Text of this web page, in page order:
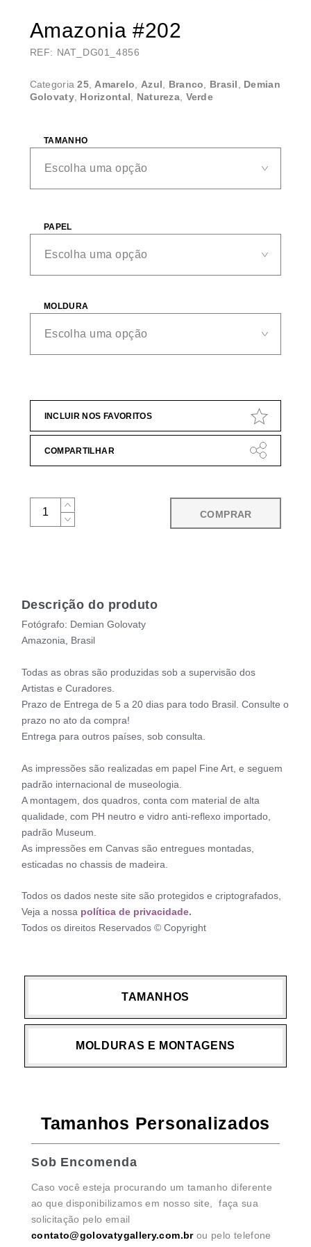
Amazonia #202
REF: NAT_DG01_4856
Categoria25, Amarelo Azul Branco Brasil
Demian
Golovaty, Horizontal Natureza, Verde
TAMANHO
PAPEL
MOLDURA
INCLUIR NOS FAVORITOS
COMPARTILHAR
COMPRAR
Descrição do produto
Fotógrafo: Demian Golovaty
Amazonia, Brasil
Todas as obras são produzidas sob a supervisão dos
Artistas e Curadores.
Prazo de Entrega de 5 a 20 dias para todo Brasil. Consulte o
prazo no ato da compra!
Entrega para outros países, sob consulta.
As impressões são realizadas em papel Fine Art, e seguem
padrão internacional de museologia.
A montagem, dos quadros, conta com material de alta
qualidade, com PH neutro e vidro anti-reflexo importado,
padrão Museum.
As impressões em Canvas são entregues montadas,
esticadas no chassis de madeira.
Todos os dados neste site são protegidos e criptografados,
Veja a nossa política de privacidade.
Todos os direitos Reservados © Copyright
TAMANHOS
MOLDURAS E MONTAGENS
Tamanhos Personalizados
Sob Encomenda
Caso você esteja procurando um tamanho diferente
ao que disponibilizamos em nosso site, faça sua
solicitação pelo email
contato@golovatygallery.com.brou pelo telefone